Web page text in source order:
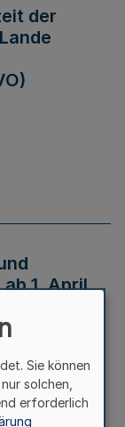
der
1. April
Sie können
solchen,
erforderlich